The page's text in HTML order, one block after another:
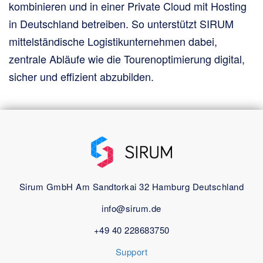
kombinieren und in einer Private Cloud mit Hosting
in Deutschland betreiben. So unterstützt SIRUM
mittelständische Logistikunternehmen dabei,
zentrale Abläufe wie die Tourenoptimierung digital,
sicher und effizient abzubilden.
Sirum GmbH Am Sandtorkai 32 Hamburg Deutschland
info@sirum.de
+49 40 228683750
Support